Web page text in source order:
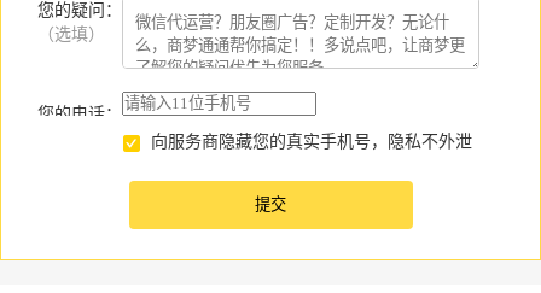
您的疑问
（选填）
：
您的电话：
向服务商隐藏您的真实手机号，隐私不外泄